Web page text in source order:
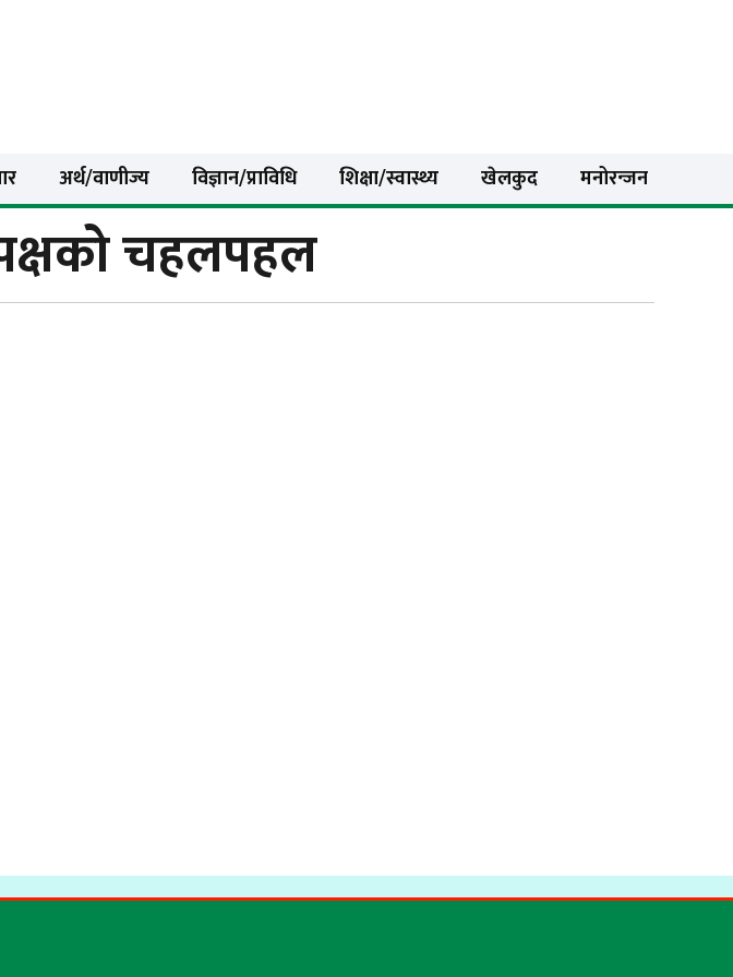
अर्थ/वाणीज्य विज्ञान/प्राविधि शिक्षा/स्वास्थ्य खेलकुद मनोरन्जन
चहलपहल